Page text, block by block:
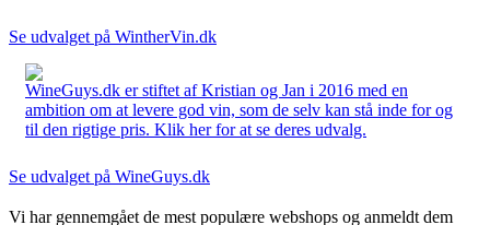
Se udvalget på WintherVin.dk
WineGuys.dk er stiftet af Kristian og Jan i 2016 med en
ambition om at levere god vin, som de selv kan stå inde for og
til den rigtige pris. Klik her for at se deres udvalg.
Se udvalget på WineGuys.dk
Vi har gennemgået de mest populære webshops og anmeldt dem